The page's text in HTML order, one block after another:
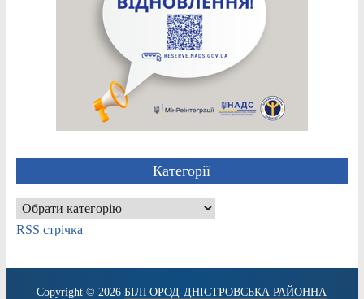
Категорії
Категорії
RSS стрічка
Copyright © 2026БІЛГОРОД-ДНІСТРОВСЬКА РАЙОННА